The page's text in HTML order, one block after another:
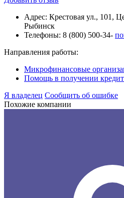
Адрес: Крестовая ул., 101,
Рыбинск
Телефоны: 8 (800) 500-34-
Направления работы:
Микрофинансовые
Помощь в получении
Я владелец Сообщить об ошибке
Похожие компании